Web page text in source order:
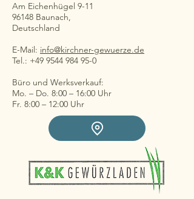
Am Eichenhügel 9-11
96148 Baunach,
Deutschland
E-Mail: info@kirchner-gewuerze.de
Tel.: +49 9544 984 95-0
Büro und Werksverkauf:
Mo. – Do. 8:00 – 16:00 Uhr
Fr. 8:00 – 12:00 Uhr